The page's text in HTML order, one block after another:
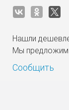
Нашли
Мы предложим
Сообщить